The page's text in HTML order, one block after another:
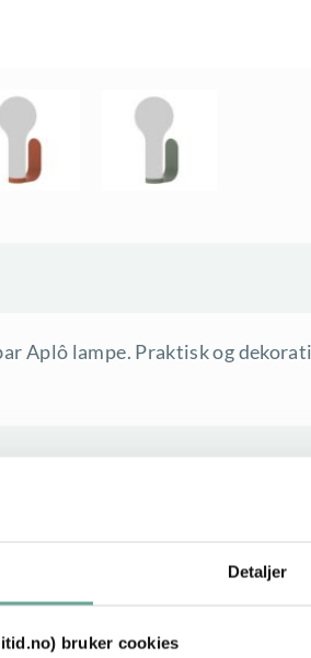
Detaljer
bruker cookies
Aplô lampe. Praktisk og